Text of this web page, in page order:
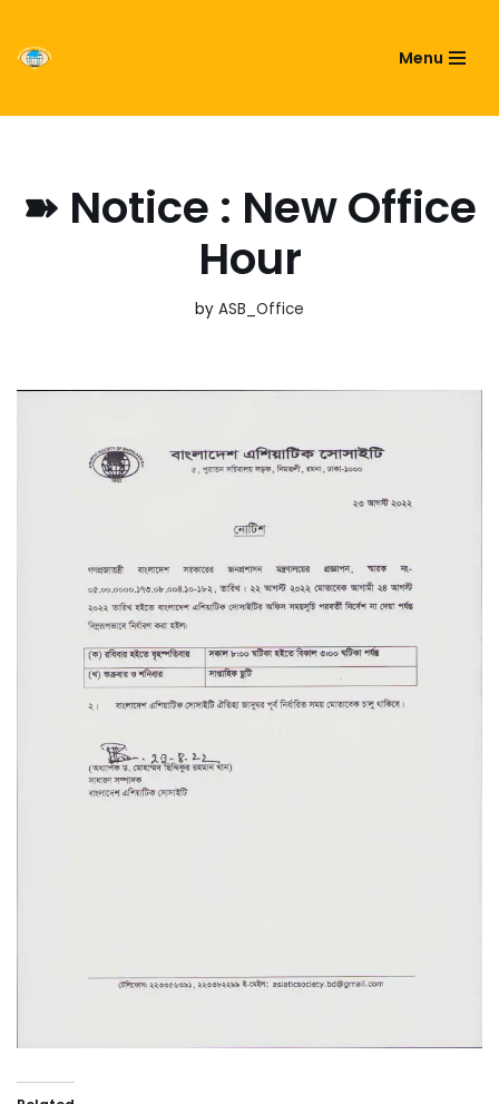
Skip
content
Menu
➽ Notice : New Office
Hour
by ASB_Office